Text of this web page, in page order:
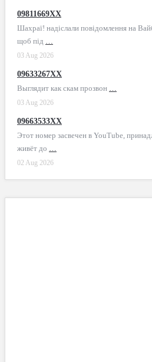
09811669XX
Шахраї! надіслали повідомлення на
щоб під …
03 Aug 2026
09633267XX
Выглядит как скам прозвон …
03 Aug 2026
09663533XX
Этот номер засвечен в YouTube,
живёт до …
02 Aug 2026